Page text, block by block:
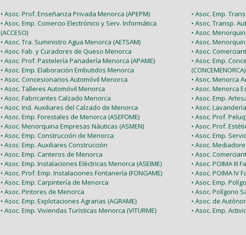
• Asoc. Prof. Enseñanza Privada Menorca (APEPM)
• Asoc. Emp. Comercio Electrónico y Serv. Informática
(ACCESO)
• Asoc. Tra. Suministro Agua Menorca (AETSAM)
• Asoc. Fab. y Curadores de Queso Menorca
• Asoc. Prof. Pastelería Panadería Menorca (APAME)
• Asoc. Emp. Elaboración Embutidos Menorca
• Asoc. Concesionarios Automóvil Menorca
• Asoc. Talleres Automóvil Menorca
• Asoc. Fabricantes Calzado Menorca
• Asoc. Ind. Auxiliares del Calzado de Menorca
• Asoc. Emp. Forestales de Menorca (ASEFOME)
• Asoc. Menorquina Empresas Náuticas (ASMEN)
• Asoc. Emp. Construcción de Menorca
• Asoc. Emp. Auxiliares Construcción
• Asoc. Emp. Canteros de Menorca
• Asoc. Emp. Instalaciones Eléctricas Menorca (ASEIME)
• Asoc. Prof. Emp. Instalaciones Fontanería (FONGAME)
• Asoc. Emp. Carpintería de Menorca
• Asoc. Pintores de Menorca
• Asoc. Emp. Explotaciones Agrarias (AGRAME)
• Asoc. Emp. Viviendas Turísticas Menorca (VITURME)
• Asoc. Emp.
• Asoc. Transp.
• Asoc.
• Asoc.
• Asoc.
• Asoc. Emp.
(CONCEMENORCA)
• Asoc. Menorca
• Asoc. Menorca
• Asoc. Emp.
• Asoc.
• Asoc. Prof.
• Asoc. Prof.
• Asoc. Emp.
• Asoc.
• Asoc.
• Asoc. POIMA III
• Asoc. POIMA IV
• Asoc. Emp.
• Asoc. Polígono
• Asoc. de
• Asoc. Emp.